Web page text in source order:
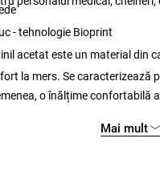
- tehnologie Bioprint
EVA - Etilen vinil acetat
la mers. Se
o înălțime confortabilă
Mai mult